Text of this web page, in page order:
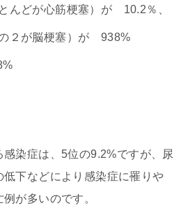
んどが心筋梗塞）が 10.2％、
２が脳梗塞）が 938%
感染症は、5位の9.2%ですが、尿
下などにより感染症に罹りや
が多いのです。